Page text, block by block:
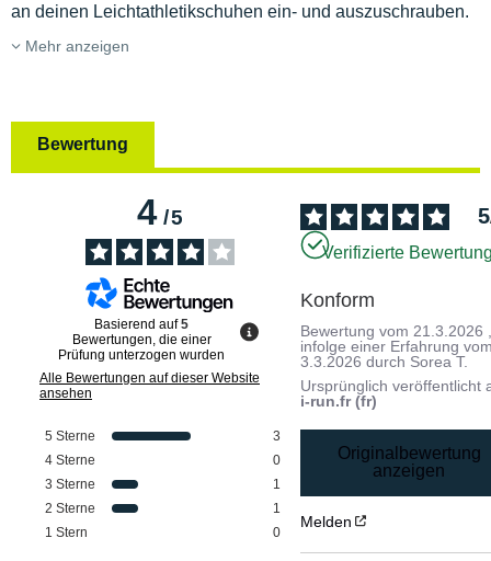
an deinen Leichtathletikschuhen ein- und auszuschrauben.
Mehr anzeigen
Bewertung
4/5
Basierend auf5
Bewertungen, die einer
Prüfung unterzogen wurden
Alle Bewertungen auf dieser Website
ansehen
5 Sterne
3
4 Sterne
0
3 Sterne
1
2 Sterne
1
1 Stern 0
5
Verifizierte
Konform
Bewertung vom 21.3.2026
infolge einer Erfahrung
3.3.2026 durch Sorea T.
Ursprünglich veröffentlicht
i-run.fr (fr)
Originalbewertung
anzeigen
Melden